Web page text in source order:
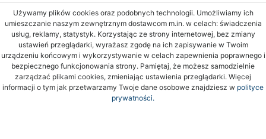
Używamy plików cookies oraz podobnych technologii. Umożliwiamy ich
umieszczanie naszym zewnętrznym dostawcom m.in. w celach: świadczenia
usług, reklamy, statystyk. Korzystając ze strony internetowej, bez zmiany
ustawień przeglądarki, wyrażasz zgodę na ich zapisywanie w Twoim
urządzeniu końcowym i wykorzystywanie w celach zapewnienia poprawnego i
bezpiecznego funkcjonowania strony. Pamiętaj, że możesz samodzielnie
zarządzać plikami cookies, zmieniając ustawienia przeglądarki. Więcej
informacji o tym jak przetwarzamy Twoje dane osobowe znajdziesz w polityce
prywatności.